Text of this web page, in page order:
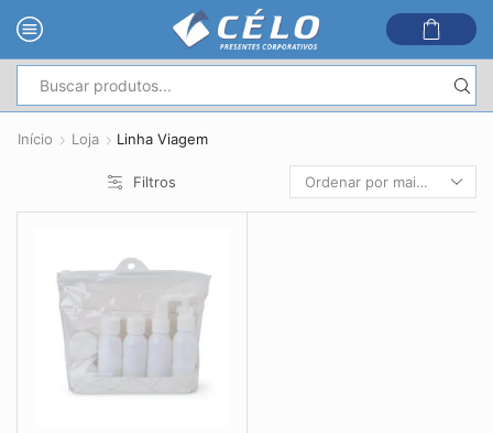
de
Início Loja Linha Viagem
Filtros